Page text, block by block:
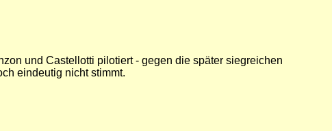
und Castellotti pilotiert - gegen die später siegreichen
eindeutig nicht stimmt.